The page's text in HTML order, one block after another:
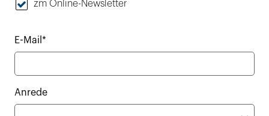
zm Online-Newsletter
E-Mail*
Anrede